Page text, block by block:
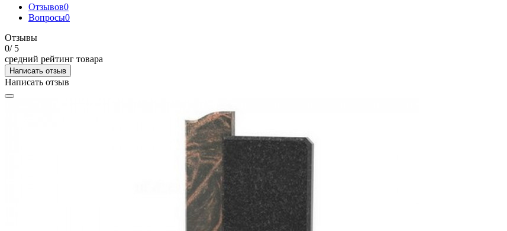
Отзывов0
Вопросы0
Отзывы
0/ 5
средний рейтинг товара
Написать отзыв
Написать отзыв